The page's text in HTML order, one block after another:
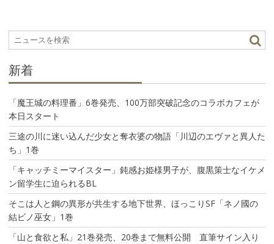
シ
ョ
新着
「魔王城の料理番」6巻発売、100万部突破記念のコラボカフェが
本日スタート
三途の川に迷い込んだ少女と奪衣婆の物語「川辺のエヴァと異人た
ち」1巻
「キャッチミーマイスター」鈍感お姫様男子が、腹黒策士なイケメ
ン留学生に迫られるBL
そこは人と鋼の異形が共生する地下世界、ほっこりSF「ネノ國の
結ビノ巫女」1巻
「山と食欲と私」21巻発売、20巻まで無料公開 直筆サイン入り